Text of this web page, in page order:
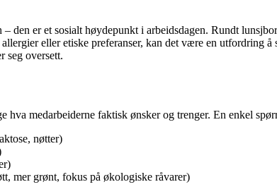
den er et sosialt høydepunkt i arbeidsdagen. Rundt
eller etiske preferanser, kan det være en utfordring
seg oversett.
hva medarbeiderne faktisk ønsker og trenger. En enkel
nøtter)
mer grønt, fokus på økologiske råvarer)